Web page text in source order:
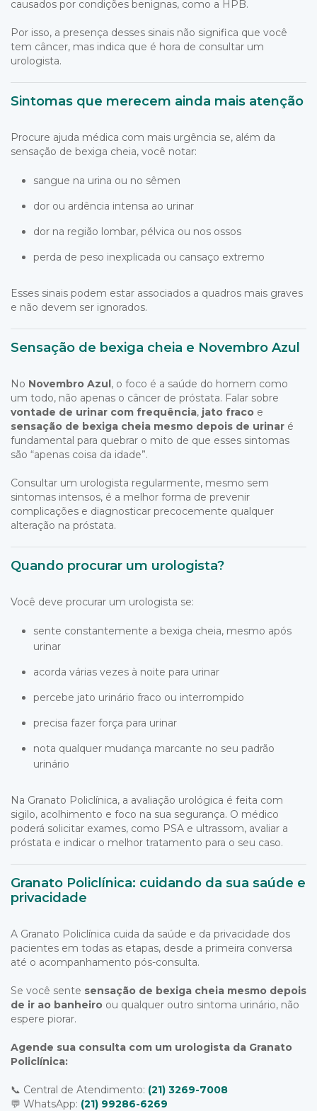
causados por condições benignas, como a HPB.
Por isso, a presença desses sinais não significa que você
tem câncer, mas indica que é hora de consultar um
urologista.
Sintomas que merecem ainda mais atenção
Procure ajuda médica com mais urgência se, além da
sensação de bexiga cheia, você notar:
sangue na urina ou no sêmen
dor ou ardência intensa ao urinar
dor na região lombar, pélvica ou nos ossos
perda de peso inexplicada ou cansaço extremo
Esses sinais podem estar associados a quadros mais graves
e não devem ser ignorados.
Sensação de bexiga cheia e Novembro Azul
No Novembro Azul, o foco é a saúde do homem como
um todo, não apenas o câncer de próstata. Falar sobre
vontade de urinar com frequência, jato fraco e
sensação de bexiga cheia mesmo depois de urinar é
fundamental para quebrar o mito de que esses sintomas
são “apenas coisa da idade”.
Consultar um urologista regularmente, mesmo sem
sintomas intensos, é a melhor forma de prevenir
complicações e diagnosticar precocemente qualquer
alteração na próstata.
Quando procurar um urologista?
Você deve procurar um urologista se:
sente constantemente a bexiga cheia, mesmo após
urinar
acorda várias vezes à noite para urinar
percebe jato urinário fraco ou interrompido
precisa fazer força para urinar
nota qualquer mudança marcante no seu padrão
urinário
Na Granato Policlínica, a avaliação urológica é feita com
sigilo, acolhimento e foco na sua segurança. O médico
poderá solicitar exames, como PSA e ultrassom, avaliar a
próstata e indicar o melhor tratamento para o seu caso.
Granato Policlínica: cuidando da sua saúde e
privacidade
A Granato Policlínica cuida da saúde e da privacidade dos
pacientes em todas as etapas, desde a primeira conversa
até o acompanhamento pós-consulta.
Se você sente sensação de bexiga cheia mesmo depois
de ir ao banheiro ou qualquer outro sintoma urinário, não
espere piorar.
Agende sua consulta com um urologista da Granato
Policlínica:
📞 Central de Atendimento: (21) 3269-7008
💬 WhatsApp: (21) 99286-6269